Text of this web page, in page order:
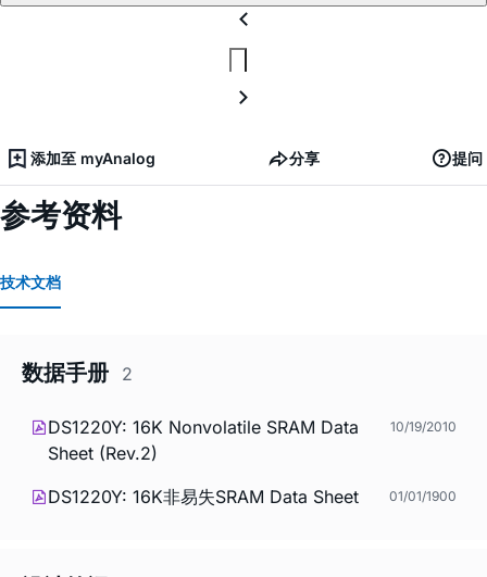
添加至 myAnalog 分享 提问
参考资料
技术文档
数据手册 2
DS1220Y: 16K Nonvolatile SRAM Data
Sheet (Rev.2)
10/19/2010
DS1220Y: 16K非易失SRAM Data Sheet 01/01/1900